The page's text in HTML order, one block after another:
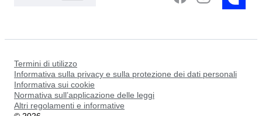
Termini di utilizzo
Informativa sulla privacy e sulla protezione dei dati personali
Informativa sui cookie
Normativa sull’applicazione delle leggi
Altri regolamenti e informative